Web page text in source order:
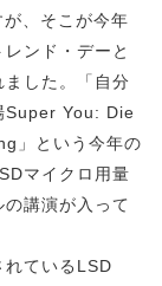
、そこが今年
ンド・デーと
した。「自分
Super You: Die
」という今年の
マイクロ用量
講演が入って
れているLSD